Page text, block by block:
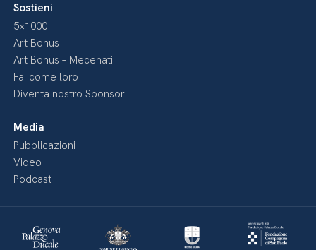
Sostieni
5×1000
Art Bonus
Art Bonus – Mecenati
Fai come loro
Diventa nostro Sponsor
Media
Pubblicazioni
Video
Podcast